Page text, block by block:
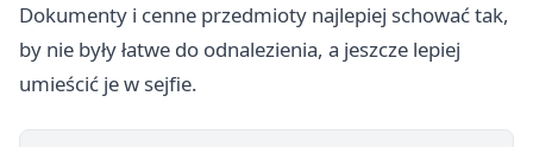
Dokumenty i cenne przedmioty najlepiej schować tak,
by nie były łatwe do odnalezienia, a jeszcze lepiej
umieścić je w sejfie.